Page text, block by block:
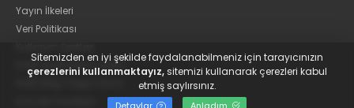
Yayın İlkeleri
Veri Politikası
KVKK Aydınlatma Metni
Sitemizden en iyi şekilde faydalanabilmeniz için tarayıcınızın
çerezlerini kullanmaktayız,sitemizi kullanarak çerezleri kabul
etmiş saylırsınız.